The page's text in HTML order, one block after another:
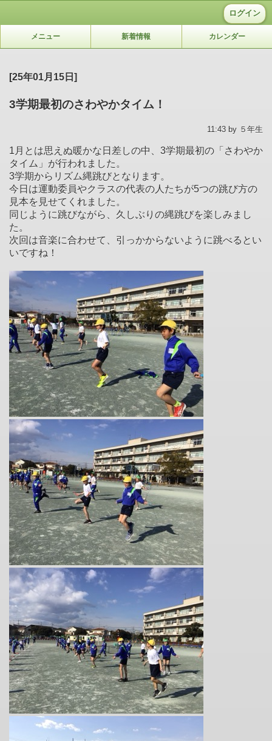
ログイン
メニュー 新着情報 カレンダー
[25年01月15日]
3学期最初のさわやかタイム！
11:43 by ５年生
1月とは思えぬ暖かな日差しの中、3学期最初の「さわやか
タイム」が行われました。
3学期からリズム縄跳びとなります。
今日は運動委員やクラスの代表の人たちが5つの跳び方の
見本を見せてくれました。
同じように跳びながら、久しぶりの縄跳びを楽しみまし
た。
次回は音楽に合わせて、引っかからないように跳べるとい
いですね！